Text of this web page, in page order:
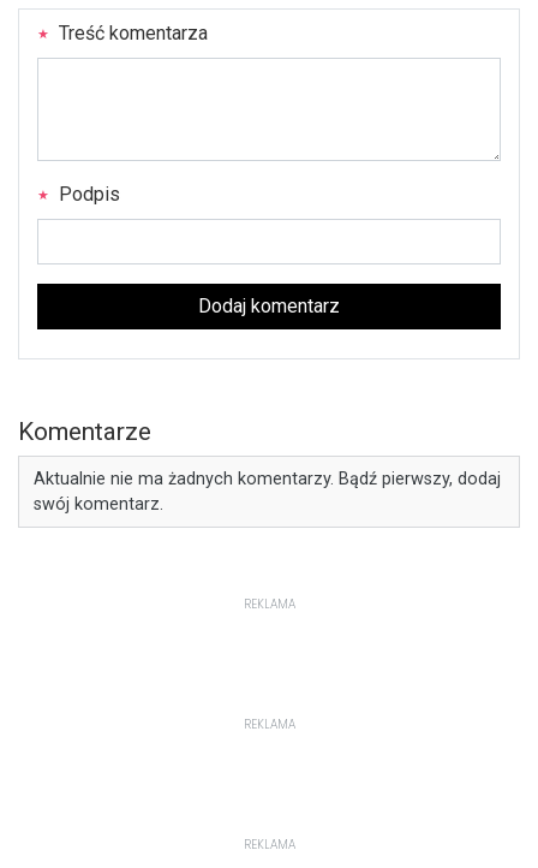
Treść komentarza
Podpis
Dodaj komentarz
Komentarze
Aktualnie nie ma żadnych komentarzy. Bądź pierwszy, dodaj
swój komentarz.
REKLAMA
REKLAMA
REKLAMA